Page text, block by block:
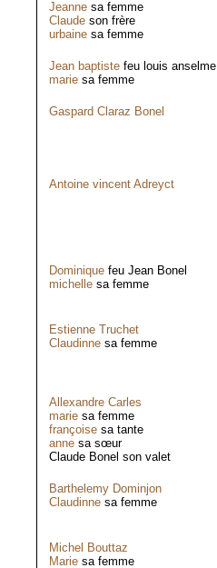
Jeanne sa femme
Claude son frère
urbaine sa femme
Jean baptiste feu louis anselme
marie sa femme
Gaspard Claraz Bonel
Antoine vincent Adreyct
Dominique feu Jean Bonel
michelle sa femme
Estienne Truchet
Claudinne sa femme
Allexandre Carles
marie sa femme
françoise sa tante
anne sa sœur
Claude Bonel son valet
Barthelemy Dominjon
Claudinne sa femme
Michel Bouttaz
Marie sa femme